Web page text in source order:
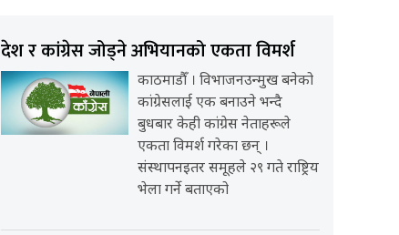
देश र कांग्रेस जोड्ने अभियानको एकता विमर्श
काठमाडौँ । विभाजनउन्मुख बनेको
कांग्रेसलाई एक बनाउने भन्दै
बुधबार केही कांग्रेस नेताहरूले
एकता विमर्श गरेका छन् ।
संस्थापनइतर समूहले २९ गते राष्ट्रिय
भेला गर्ने बताएको